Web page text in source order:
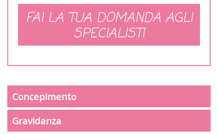
FAI LA TUA DOMANDA AGLI
SPECIALISTI
Concepimento
Gravidanza